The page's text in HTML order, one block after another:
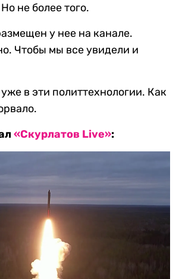
не более того.
у нее на канале.
Чтобы мы все увидели и
в эти политтехнологии. Как
«Скурлатов Live»: